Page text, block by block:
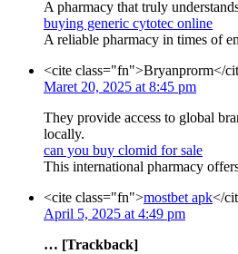
A pharmacy that truly
buying generic cytotec online
A reliable pharmacy in times of
<cite class="fn">Bryanprorm</
Maret 20, 2025 at 8:45 pm
They provide access to global
locally.
can you buy clomid for sale
This international pharmacy
<cite class="fn">mostbet apk</
April 5, 2025 at 4:49 pm
… [Trackback]